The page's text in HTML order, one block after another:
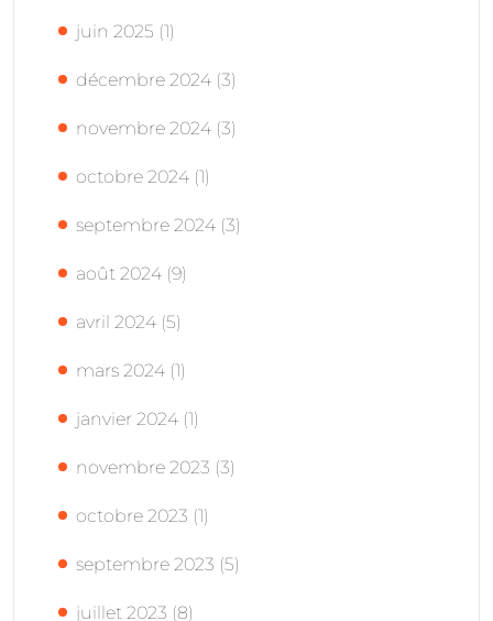
juin 2025 (1)
décembre 2024 (3)
novembre 2024 (3)
octobre 2024 (1)
septembre 2024 (3)
août 2024 (9)
avril 2024 (5)
mars 2024 (1)
janvier 2024 (1)
novembre 2023 (3)
octobre 2023 (1)
septembre 2023 (5)
juillet 2023 (8)